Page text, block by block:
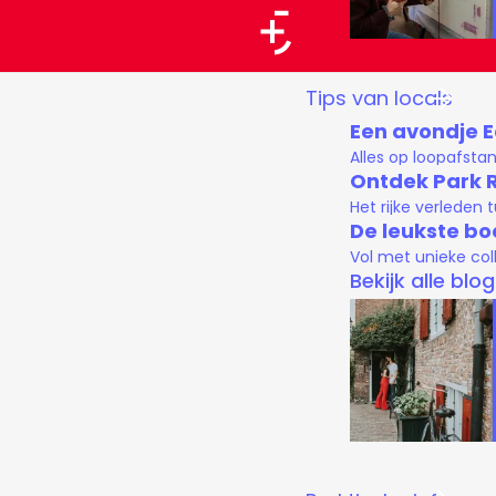
G
r
Tips van locals
Een avondje
Alles op
Ontdek Park
Het rijke verleden
De leukste
Vol met unieke
Bekijk alle